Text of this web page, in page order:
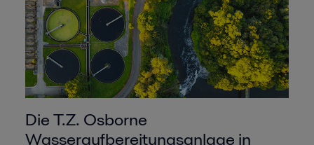
Die T.Z. Osborne
Wasseraufbereitungsanlage in